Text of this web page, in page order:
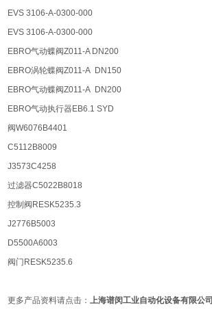
EVS 3106-A-0300-000
EVS 3106-A-0300-000
EBRO气动蝶阀Z011-A DN200
EBRO涡轮蝶阀Z011-A DN150
EBRO气动蝶阀Z011-A DN200
EBRO气动执行器EB6.1 SYD
阀W6076B4401
C5112B8009
J3573C4258
过滤器C5022B8018
控制阀RESK5235.3
J2776B5003
D5500A6003
阀门RESK5235.6
更多产品资料请点击：上海谱闵工业自动化设备有限公司